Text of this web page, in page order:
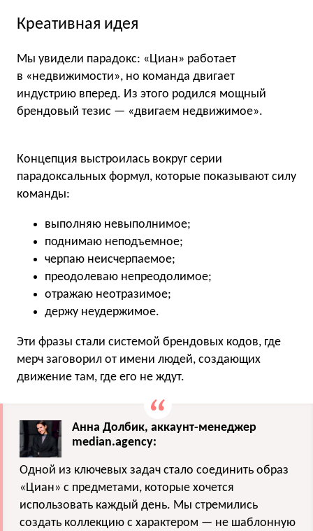
Креативная идея
Мы увидели парадокс: «Циан» работает
в «недвижимости», но команда двигает
индустрию вперед. Из этого родился мощный
брендовый тезис — «двигаем недвижимое».
Концепция выстроилась вокруг серии
парадоксальных формул, которые показывают силу
команды:
выполняю невыполнимое;
поднимаю неподъемное;
черпаю неисчерпаемое;
преодолеваю непреодолимое;
отражаю неотразимое;
держу неудержимое.
Эти фразы стали системой брендовых кодов, где
мерч заговорил от имени людей, создающих
движение там, где его не ждут.
Анна Долбик, аккаунт-менеджер
median.agency:
Одной из ключевых задач стало соединить образ
«Циан» с предметами, которые хочется
использовать каждый день. Мы стремились
создать коллекцию с характером — не шаблонную